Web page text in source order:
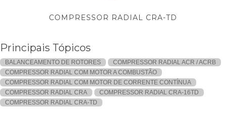
COMPRESSOR RADIAL CRA-TD
Principais Tópicos
BALANCEAMENTO DE ROTORES
COMPRESSOR RADIAL ACR / ACRB
COMPRESSOR RADIAL COM MOTOR A COMBUSTÃO
COMPRESSOR RADIAL COM MOTOR DE CORRENTE CONTÍNUA
COMPRESSOR RADIAL CRA
COMPRESSOR RADIAL CRA-16TD
COMPRESSOR RADIAL CRA-TD